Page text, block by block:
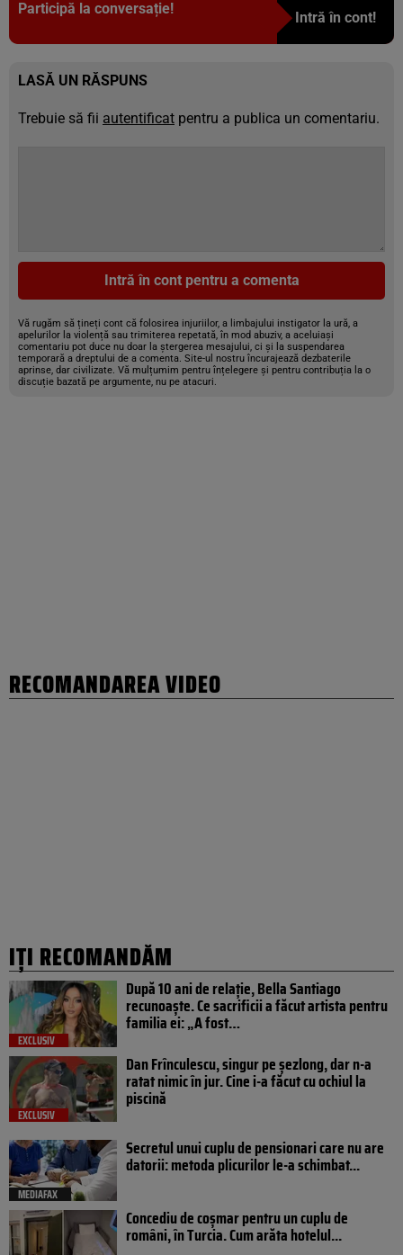
Participă la conversație!
Intră în cont!
LASĂ UN RĂSPUNS
Trebuie să fii autentificat pentru a publica un comentariu.
Intră în cont pentru a comenta
Vă rugăm să țineți cont că folosirea injuriilor, a limbajului instigator la ură, a
apelurilor la violență sau trimiterea repetată, în mod abuziv, a aceluiași
comentariu pot duce nu doar la ștergerea mesajului, ci și la suspendarea
temporară a dreptului de a comenta. Site-ul nostru încurajează dezbaterile
aprinse, dar civilizate. Vă mulțumim pentru înțelegere și pentru contribuția la o
discuție bazată pe argumente, nu pe atacuri.
RECOMANDAREA VIDEO
IȚI RECOMANDĂM
EXCLUSIV
După 10 ani de relație, Bella Santiago
recunoaște. Ce sacrificii a făcut artista pentru
familia ei: „A fost…
EXCLUSIV
Dan Frînculescu, singur pe șezlong, dar n-a
ratat nimic în jur. Cine i-a făcut cu ochiul la
piscină
MEDIAFAX
Secretul unui cuplu de pensionari care nu are
datorii: metoda plicurilor le-a schimbat...
Concediu de coșmar pentru un cuplu de
români, în Turcia. Cum arăta hotelul...